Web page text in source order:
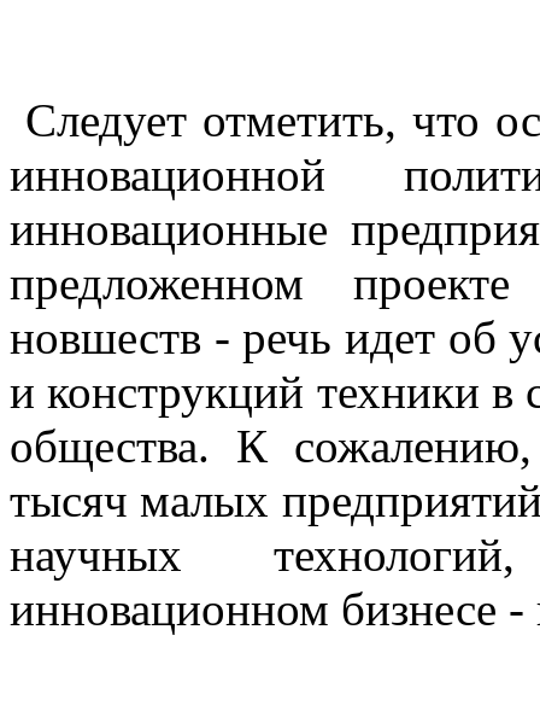
Следует отметить, что
инновационной
инновационные
предложенном
новшеств - речь идет об
и конструкций техники
общества. К
тысяч малых
научных
инновационном бизнесе -